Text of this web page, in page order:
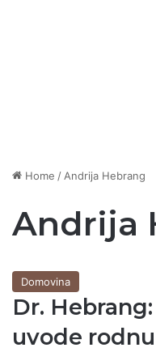
Home / Andrija Hebrang
Andrija
Domovina
Dr.
uvode